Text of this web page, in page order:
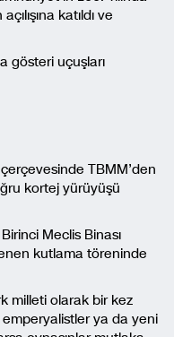
katıldı ve
gösteri uçuşları
TBMM’den
kortej yürüyüşü
Meclis Binası
kutlama töreninde
milleti olarak bir kez
ya da yeni